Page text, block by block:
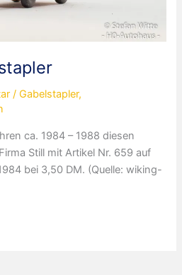
/Gabelstapler,
ca. 1984 – 1988 diesen
Still mit Artikel Nr. 659 auf
bei 3,50 DM. (Quelle: wiking-